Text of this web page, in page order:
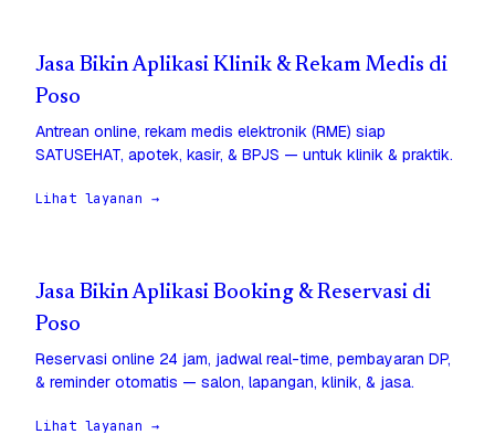
Jasa Bikin Aplikasi Klinik & Rekam Medis di
Poso
Antrean online, rekam medis elektronik (RME) siap
SATUSEHAT, apotek, kasir, & BPJS — untuk klinik & praktik.
Lihat layanan →
Jasa Bikin Aplikasi Booking & Reservasi di
Poso
Reservasi online 24 jam, jadwal real-time, pembayaran DP,
& reminder otomatis — salon, lapangan, klinik, & jasa.
Lihat layanan →